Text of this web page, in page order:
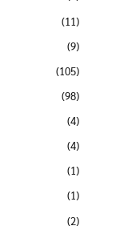
(11)
(9)
(105)
(98)
(4)
(4)
(1)
(1)
(2)